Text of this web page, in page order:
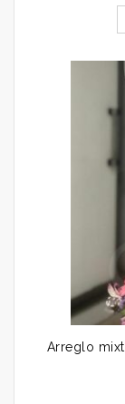
Arreglo